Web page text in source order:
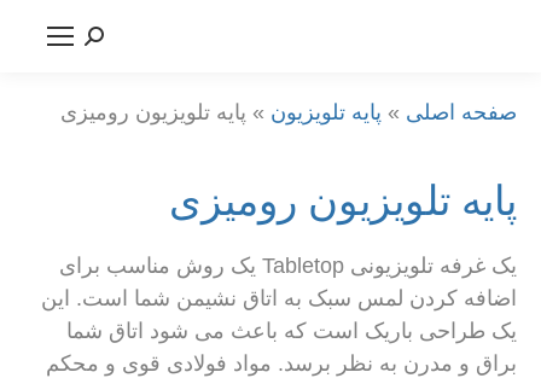
جستجو
صفحه اصلی » پایه تلویزیون » پایه تلویزیون رومیزی
پایه تلویزیون رومیزی
یک غرفه تلویزیونی Tabletop یک روش مناسب برای
اضافه کردن لمس سبک به اتاق نشیمن شما است. این
یک طراحی باریک است که باعث می شود اتاق شما
براق و مدرن به نظر برسد. مواد فولادی قوی و محکم